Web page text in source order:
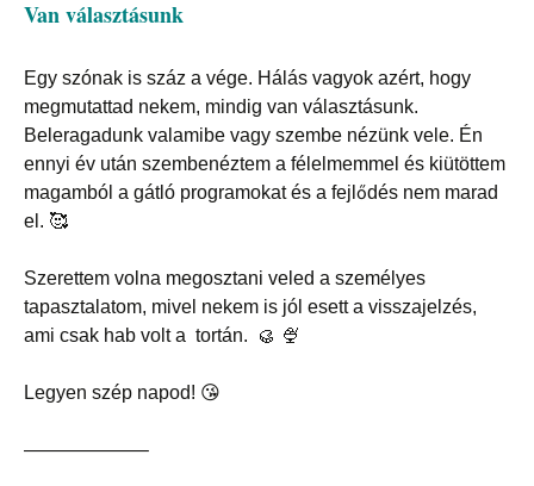
Van választásunk
Egy szónak is száz a vége. Hálás vagyok azért, hogy
megmutattad nekem, mindig van választásunk.
Beleragadunk valamibe vagy szembe nézünk vele. Én
ennyi év után szembenéztem a félelmemmel és kiütöttem
magamból a gátló programokat és a fejlődés nem marad
el. 🥰
Szerettem volna megosztani veled a személyes
tapasztalatom, mivel nekem is jól esett a visszajelzés,
ami csak hab volt a tortán.
🥮 🍨
Legyen szép napod! 😘
——————–